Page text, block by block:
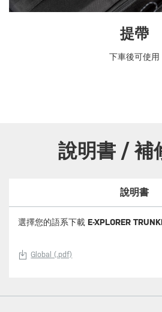
提帶
下車後可使用
說明書 / 補
說明書
選擇您的語系下載 E-XPLORER
Global (.pdf)